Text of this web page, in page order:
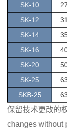
SK-10
SK-12
SK-14
SK-16
SK-20
SK-25
SKB-25
保留技术更改的
changes without